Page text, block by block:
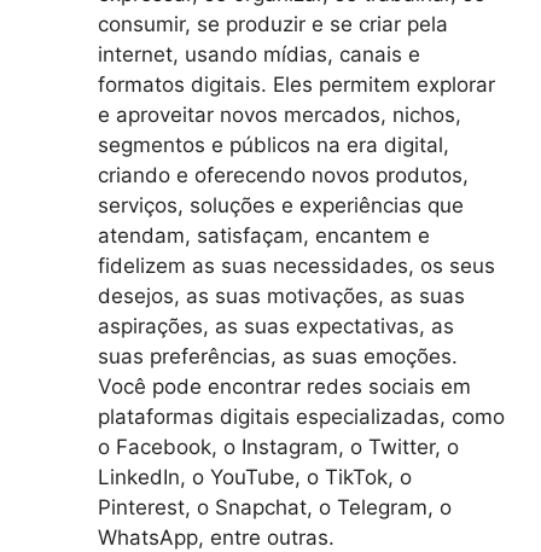
consumir, se produzir e se criar pela
internet, usando mídias, canais e
formatos digitais. Eles permitem explorar
e aproveitar novos mercados, nichos,
segmentos e públicos na era digital,
criando e oferecendo novos produtos,
serviços, soluções e experiências que
atendam, satisfaçam, encantem e
fidelizem as suas necessidades, os seus
desejos, as suas motivações, as suas
aspirações, as suas expectativas, as
suas preferências, as suas emoções.
Você pode encontrar redes sociais em
plataformas digitais especializadas, como
o Facebook, o Instagram, o Twitter, o
LinkedIn, o YouTube, o TikTok, o
Pinterest, o Snapchat, o Telegram, o
WhatsApp, entre outras.